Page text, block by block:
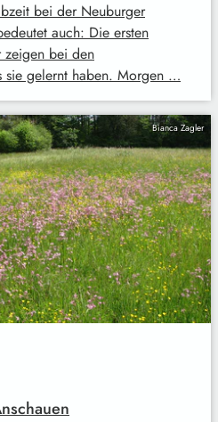
bei der Neuburger
auch: Die ersten
zeigen bei den
sie gelernt haben. Morgen …
Bianca Zagler